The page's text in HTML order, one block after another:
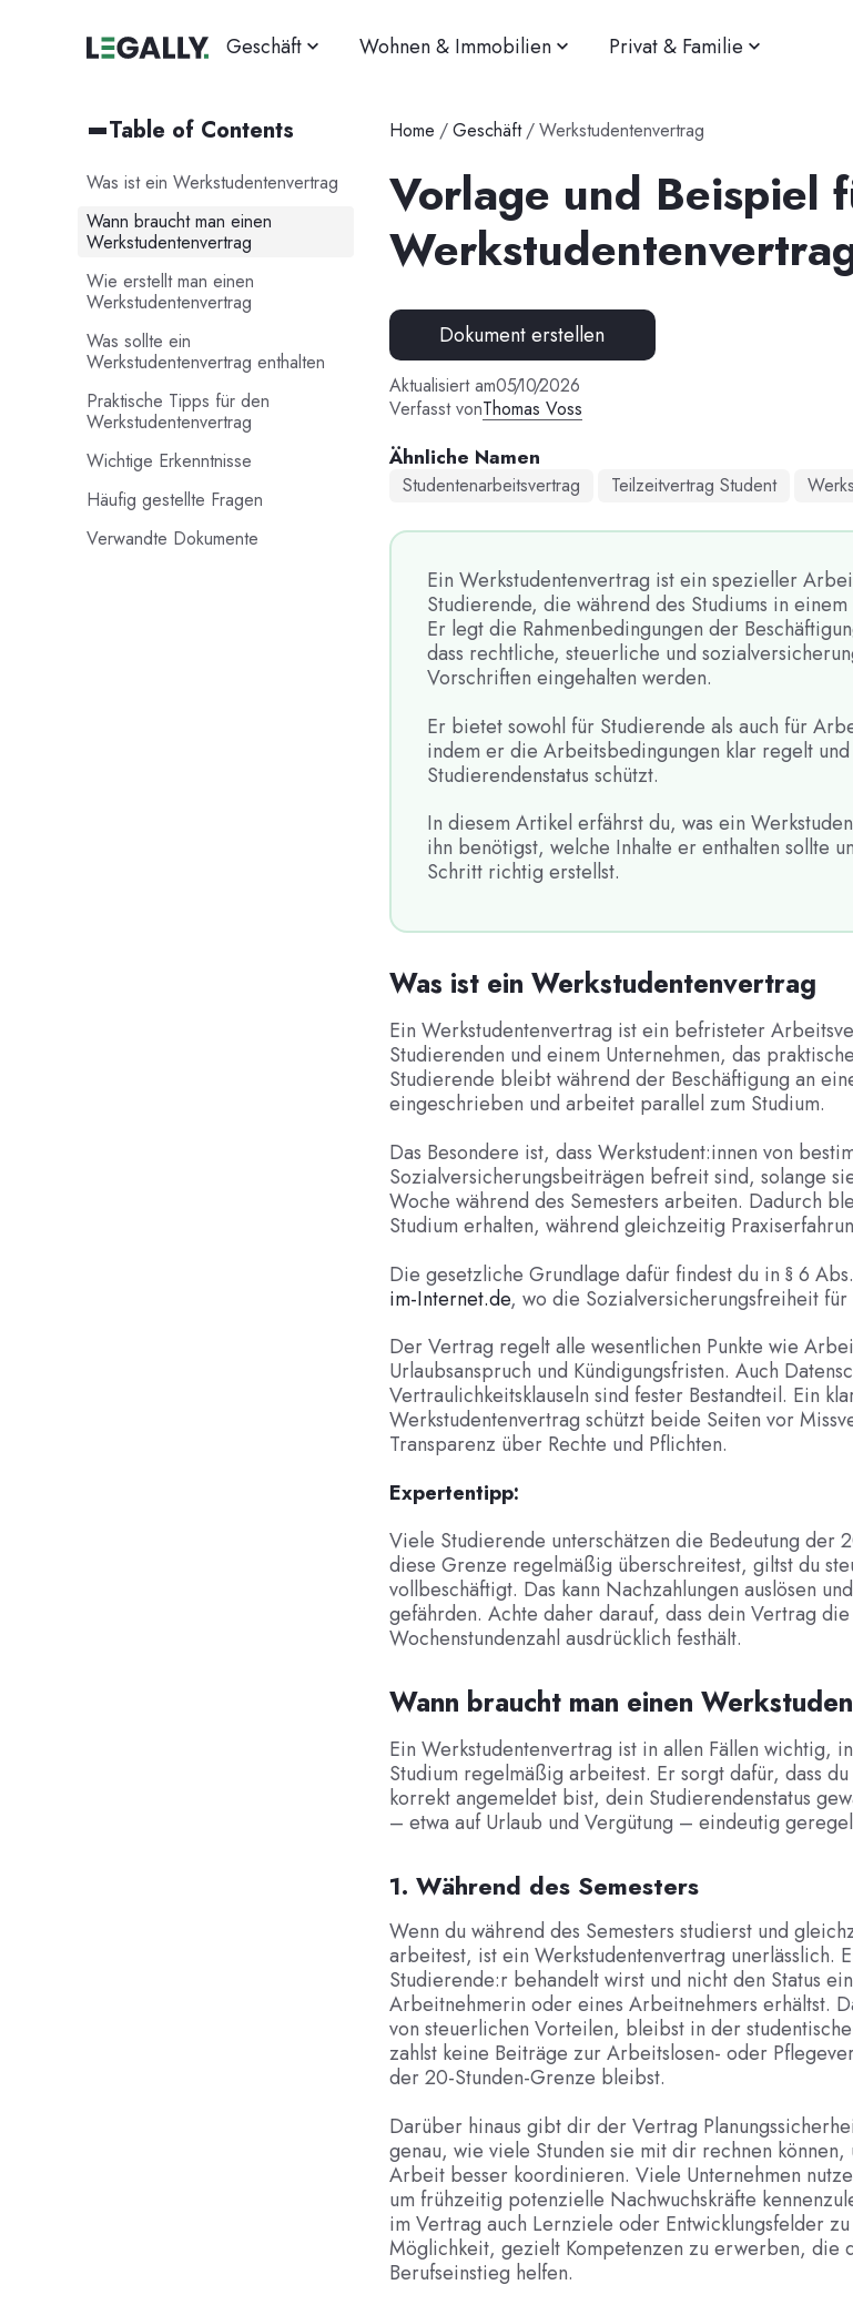
Geschäft Wohnen & Immobilien Privat & Familie
Home /Geschäft /Werkstudentenvertrag
Vorlage und Beispiel
Dokument erstellen
Aktualisiert am05/10/2026
Verfasst vonThomas Voss
Ähnliche Namen
Studentenarbeitsvertrag Teilzeitvertrag Student
Ein Werkstudentenvertrag ist ein spezieller
Studierende, die während des Studiums in
Er legt die Rahmenbedingungen der
dass rechtliche, steuerliche und
Vorschriften eingehalten werden.
Er bietet sowohl für Studierende als auch für
indem er die Arbeitsbedingungen klar regelt
Studierendenstatus schützt.
In diesem Artikel erfährst du, was ein
ihn benötigst, welche Inhalte er enthalten sollte
Schritt richtig erstellst.
Table of Contents
Was ist ein Werkstudentenvertrag
Wann braucht man einen
Werkstudentenvertrag
Wie erstellt man einen
Werkstudentenvertrag
Was sollte ein
Werkstudentenvertrag enthalten
Praktische Tipps für den
Werkstudentenvertrag
Wichtige Erkenntnisse
Häufig gestellte Fragen
Verwandte Dokumente
Was ist ein Werkstudentenvertrag
Ein Werkstudentenvertrag ist ein befristeter
Studierenden und einem Unternehmen, das
Studierende bleibt während der Beschäftigung an
eingeschrieben und arbeitet parallel zum Studium.
Das Besondere ist, dass Werkstudent:innen von
Sozialversicherungsbeiträgen befreit sind, solange
Woche während des Semesters arbeiten. Dadurch
Studium erhalten, während gleichzeitig
Die gesetzliche Grundlage dafür findest du in § 6
im-Internet.de, wo die Sozialversicherungsfreiheit
Der Vertrag regelt alle wesentlichen Punkte wie
Urlaubsanspruch und Kündigungsfristen. Auch
Vertraulichkeitsklauseln sind fester Bestandteil. Ein
Werkstudentenvertrag schützt beide Seiten vor
Transparenz über Rechte und Pflichten.
Expertentipp:
Viele Studierende unterschätzen die Bedeutung der
diese Grenze regelmäßig überschreitest, giltst du
vollbeschäftigt. Das kann Nachzahlungen auslösen
gefährden. Achte daher darauf, dass dein Vertrag
Wochenstundenzahl ausdrücklich festhält.
Wann braucht man einen
Ein Werkstudentenvertrag ist in allen Fällen wichtig,
Studium regelmäßig arbeitest. Er sorgt dafür, dass
korrekt angemeldet bist, dein Studierendenstatus
– etwa auf Urlaub und Vergütung – eindeutig
1. Während des Semesters
Wenn du während des Semesters studierst und
arbeitest, ist ein Werkstudentenvertrag unerlässlich.
Studierende:r behandelt wirst und nicht den Status
Arbeitnehmerin oder eines Arbeitnehmers erhältst.
von steuerlichen Vorteilen, bleibst in der
zahlst keine Beiträge zur Arbeitslosen- oder
der 20-Stunden-Grenze bleibst.
Darüber hinaus gibt dir der Vertrag
genau, wie viele Stunden sie mit dir rechnen können,
Arbeit besser koordinieren. Viele Unternehmen
um frühzeitig potenzielle Nachwuchskräfte
im Vertrag auch Lernziele oder Entwicklungsfelder
Möglichkeit, gezielt Kompetenzen zu erwerben, die
Berufseinstieg helfen.